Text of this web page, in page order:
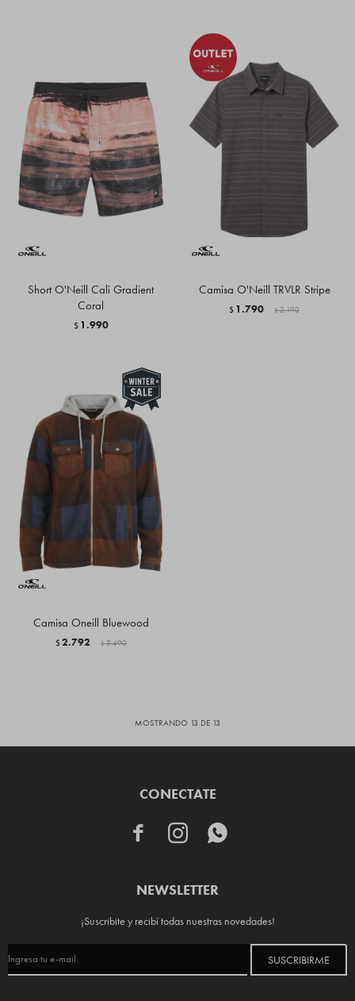
Short O'Neill Cali Gradient
Coral
$ 1.990
Camisa O'Neill TRVLR Stripe
$ 1.790 $ 2.190
Camisa Oneill Bluewood
$2.792 $ 3.490
MOSTRANDO 13 DE 13
CONECTATE
  
NEWSLETTER
¡Suscribite y recibí todas nuestras novedades!
SUSCRIBIRME